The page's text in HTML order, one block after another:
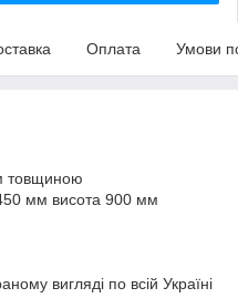
Оплата Умови
товщиною
мм висота 900 мм
вигляді по всій Україні